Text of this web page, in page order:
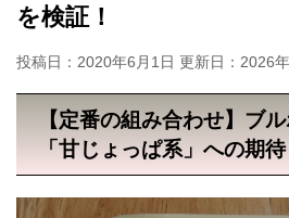
を検証！
投稿日：2020年6月1日 更新日： 2026
【定番の組み合わせ】ブ
「甘じょっぱ系」への期待